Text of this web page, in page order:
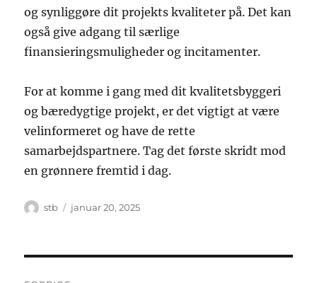
og synliggøre dit projekts kvaliteter på. Det kan
også give adgang til særlige
finansieringsmuligheder og incitamenter.
For at komme i gang med dit kvalitetsbyggeri
og bæredygtige projekt, er det vigtigt at være
velinformeret og have de rette
samarbejdspartnere. Tag det første skridt mod
en grønnere fremtid i dag.
Forfatter
stb Udgivet
januar 20, 2025